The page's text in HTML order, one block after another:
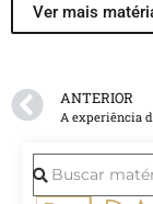
Ver mais
ANTERIOR